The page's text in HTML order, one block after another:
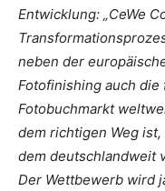
Entwicklung: „CeWe
neben der
Fotofinishing auch
Fotobuchmarkt
dem richtigen Weg
dem deutschlandweit
Der Wettbewerb wird